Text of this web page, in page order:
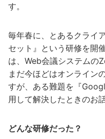
す。
毎年春に、とあるクライ
セット』という研修を開
は、Web会議システムの
まだ今ほどはオンライン
すが、ある難題を『
用して解決したときのお話
どんな研修だった？